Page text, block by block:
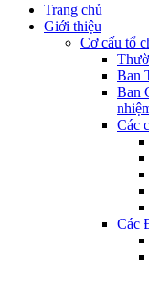
Trang chủ
Giới thiệu
Cơ cấu tổ
Ban
Ban
Các
Các